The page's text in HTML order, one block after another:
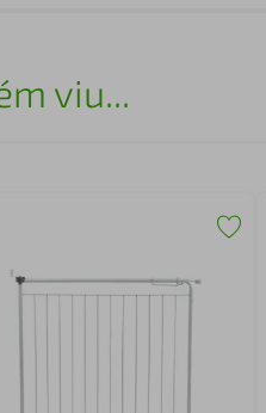
viu...